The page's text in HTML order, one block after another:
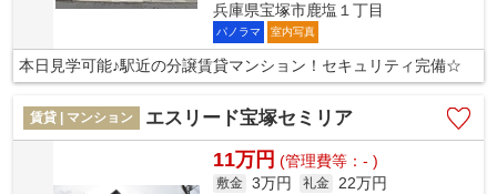
兵庫県宝塚市鹿塩１丁目
パノラマ 室内写真
本日見学可能♪駅近の分譲賃貸マンション！セキュリティ完備☆
賃貸 | マンション エスリード宝塚セミリア
11万円 (管理費等：- )
敷金 3万円 礼金
22万円